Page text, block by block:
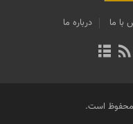
با ما درباره ما
محفوظ است.